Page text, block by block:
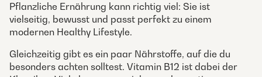
Pflanzliche Ernährung kann richtig viel: Sie ist
vielseitig, bewusst und passt perfekt zu einem
modernen Healthy Lifestyle.
Gleichzeitig gibt es ein paar Nährstoffe, auf die du
besonders achten solltest. Vitamin B12 ist dabei der